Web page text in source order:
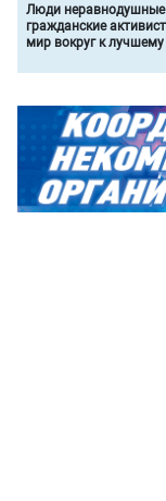
Люди неравнодушные
гражданские
мир вокруг к лучшему